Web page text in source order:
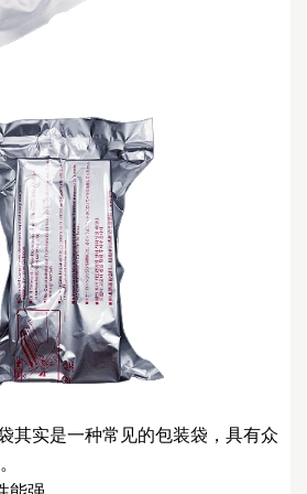
其实是一种常见的包装袋，具有众